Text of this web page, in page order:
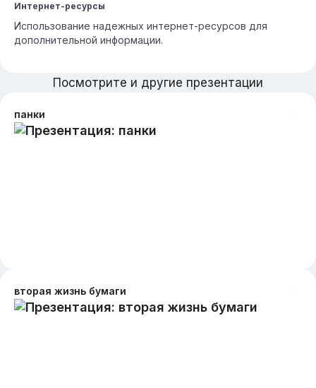
Интернет-ресурсы
Использование надежных интернет-ресурсов для
дополнительной информации.
Посмотрите и другие презентации
панки
вторая жизнь бумаги